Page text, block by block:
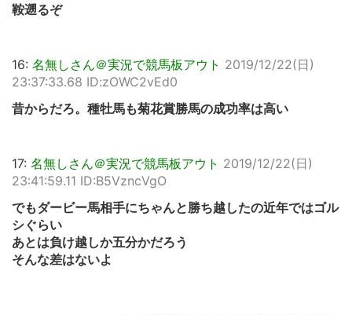
鞍遡るぞ
16: 名無しさん＠実況で競馬板アウト 2019/12/22(日)
23:37:33.68 ID:zOWC2vEd0
昔からだろ。種牡馬も菊花賞勝馬の成功率は高い
17: 名無しさん＠実況で競馬板アウト 2019/12/22(日)
23:41:59.11 ID:B5VzncVgO
でもダービー馬相手にちゃんと勝ち越したの近年ではゴル
シぐらい
あとは負け越しか五分かだろう
そんな差はないよ